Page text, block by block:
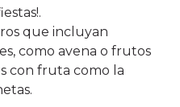
que incluyan
como avena o frutos
con fruta como la